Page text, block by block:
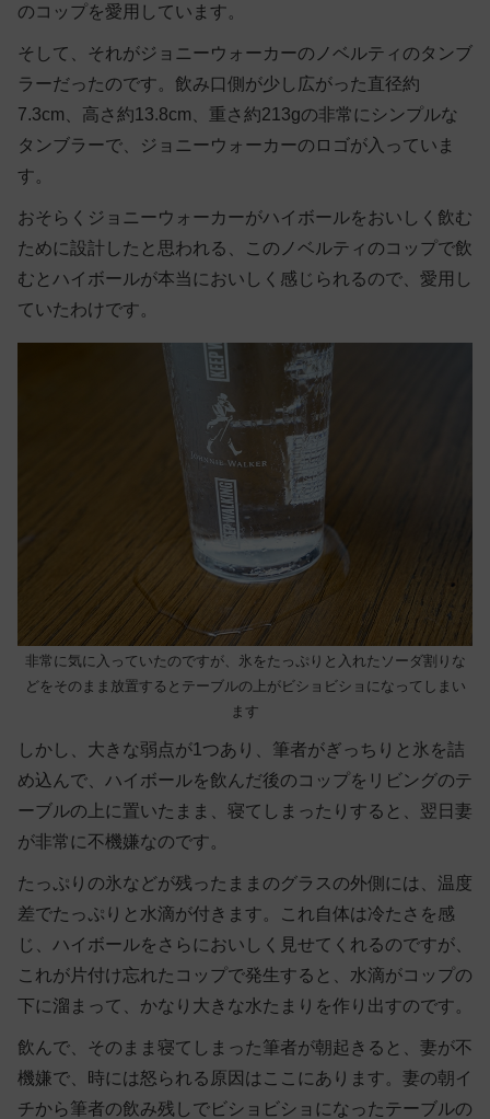
のコップを愛用しています。
そして、それがジョニーウォーカーのノベルティのタンブ
ラーだったのです。飲み口側が少し広がった直径約
7.3cm、高さ約13.8cm、重さ約213gの非常にシンプルな
タンブラーで、ジョニーウォーカーのロゴが入っていま
す。
おそらくジョニーウォーカーがハイボールをおいしく飲む
ために設計したと思われる、このノベルティのコップで飲
むとハイボールが本当においしく感じられるので、愛用し
ていたわけです。
非常に気に入っていたのですが、氷をたっぷりと入れたソーダ割りな
どをそのまま放置するとテーブルの上がビショビショになってしまい
ます
しかし、大きな弱点が1つあり、筆者がぎっちりと氷を詰
め込んで、ハイボールを飲んだ後のコップをリビングのテ
ーブルの上に置いたまま、寝てしまったりすると、翌日妻
が非常に不機嫌なのです。
たっぷりの氷などが残ったままのグラスの外側には、温度
差でたっぷりと水滴が付きます。これ自体は冷たさを感
じ、ハイボールをさらにおいしく見せてくれるのですが、
これが片付け忘れたコップで発生すると、水滴がコップの
下に溜まって、かなり大きな水たまりを作り出すのです。
飲んで、そのまま寝てしまった筆者が朝起きると、妻が不
機嫌で、時には怒られる原因はここにあります。妻の朝イ
チから筆者の飲み残しでビショビショになったテーブルの